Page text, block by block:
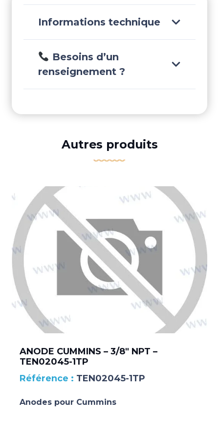
Informations technique
Besoins d’un
renseignement ?
Autres produits
ANODE CUMMINS – 3/8″ NPT –
TEN02045-1TP
TEN02045-1TP
Anodes pour Cummins